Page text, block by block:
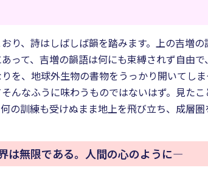
り、詩はしばしば韻を踏みます。上の吉増
って、吉増の韻語は何にも束縛されず自由
を、地球外生物の書物をうっかり開いてし
んなふうに味わうものではないはず。見た
の訓練も受けぬまま地上を飛び立ち、成層
は無限である。人間の心のように――